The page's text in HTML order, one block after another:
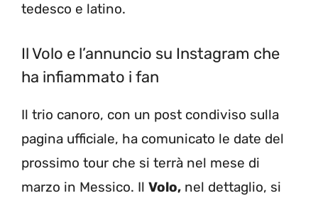
tedesco e latino.
Il Volo e l’annuncio su Instagram che
ha infiammato i fan
Il trio canoro, con un post condiviso sulla
pagina ufficiale, ha comunicato le date del
prossimo tour che si terrà nel mese di
marzo in Messico. Il Volo, nel dettaglio, si